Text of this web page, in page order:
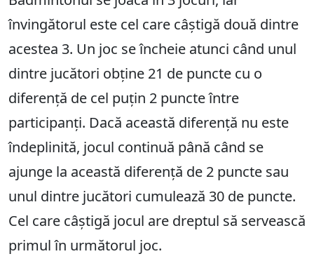
învingătorul este cel care câștigă două dintre
acestea 3. Un joc se încheie atunci când unul
dintre jucători obține 21 de puncte cu o
diferență de cel puțin 2 puncte între
participanți. Dacă această diferență nu este
îndeplinită, jocul continuă până când se
ajunge la această diferență de 2 puncte sau
unul dintre jucători cumulează 30 de puncte.
Cel care câștigă jocul are dreptul să servească
primul în următorul joc.